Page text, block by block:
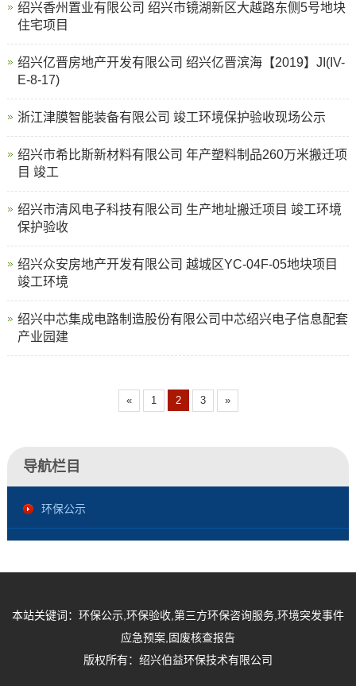
绍兴香州置业有限公司 绍兴市镜湖新区大越路东侧5号地块
住宅项目
绍兴亿晋房地产开发有限公司 绍兴亿晋滨海【2019】JI(IV-
E-8-17)
浙江津膜智能装备有限公司 竣工环境保护验收现场公示
绍兴市希比斯新材料有限公司 年产塑料制品260万米搬迁项
目 竣工
绍兴市清风电子科技有限公司 生产地址搬迁项目 竣工环境
保护验收
绍兴众安房地产开发有限公司 越城区YC-04F-05地块项目
竣工环境
绍兴中芯集成电路制造股份有限公司中芯绍兴电子信息配套
产业园建
« 1 2 3 »
导航栏目
环保公示
本站关键词：环保公示,环保验收,第三方环保咨询服务,环境突发事件
应急预案,固废核查报告
版权所有：绍兴伯益环保技术有限公司